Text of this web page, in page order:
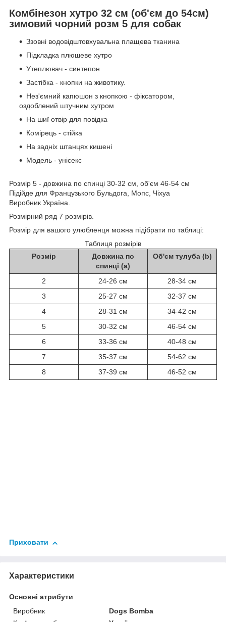
Комбінезон хутро 32 см (об'єм до 54см)
зимовий чорний розм 5 для собак
Ззовні водовідштовхувальна плащева тканина
Підкладка плюшеве хутро
Утеплювач - синтепон
Застібка - кнопки на животику.
Нез'ємний капюшон з кнопкою - фіксатором,
оздоблений штучним хутром
На шиї отвір для повідка
Комірець - стійка
На задніх штанцях кишені
Модель - унісекс
Розмір 5 - довжина по спинці 30-32 см, об'єм 46-54 см
Підійде для Французького Бульдога, Мопс, Чіхуа
Виробник Україна.
Розмірний ряд 7 розмірів.
Розмір для вашого улюбленця можна підібрати по таблиці:
Таблиця розмірів
Розмір
Довжина по
спинці (a)
Об'єм тулуба (b)
2 24-26 см
28-34 см
3
25-27 см
32-37 см
4
28-31 см
34-42 см
5
30-32 см
46-54 см
6
33-36 см
40-48 см
7
35-37 см
54-62 см
8
37-39 см 46-52 см
Приховати
Характеристики
Основні атрибути
Виробник
Dogs Bomba